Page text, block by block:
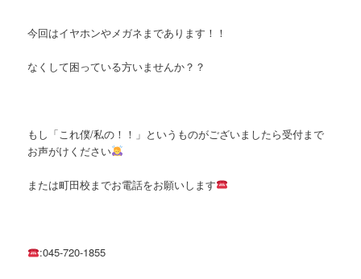
今回はイヤホンやメガネまであります！！
なくして困っている方いませんか？？
もし「これ僕/私の！！」というものがございましたら受付まで
お声がけください
または町田校までお電話をお願いします
:045-720-1855